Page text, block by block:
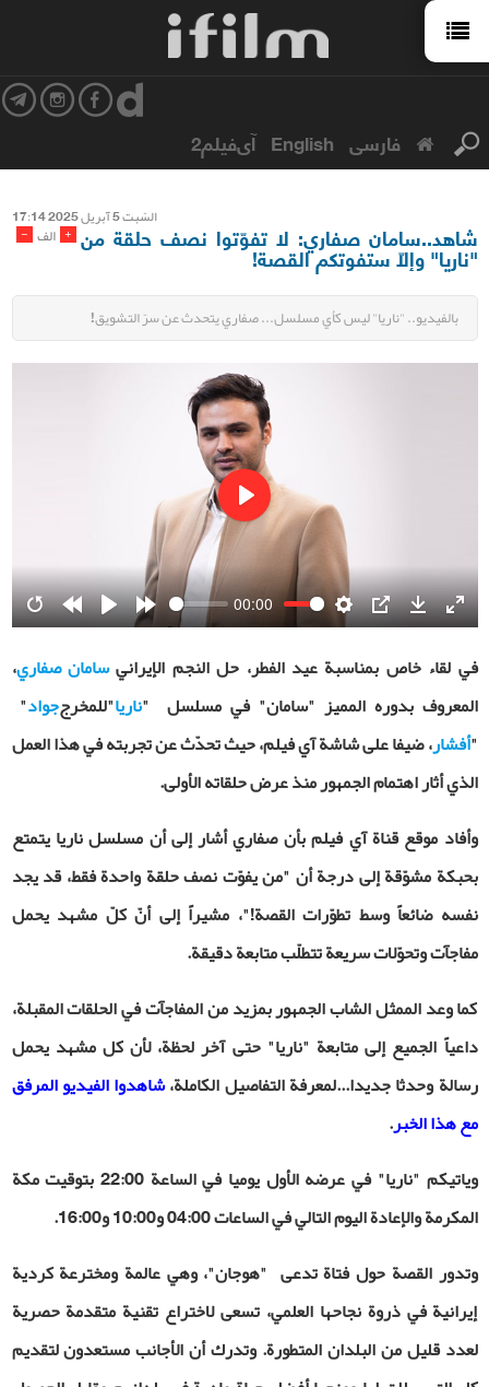
فارسی English آی‌فیلم2
السّبت 5 آبریل 2025 17:14
- الف + شاهد..سامان صفاري: لا تفوّتوا نصف حلقة من
"ناريا" وإلّا ستفوتكم القصة!
بالفيديو.. "ناريا" ليس كأي مسلسل... صفاري يتحدث عن سرّ التشويق!
RestartRewindPlay Forward
00:00
Settings
PIP Download
Play
في لقاء خاص بمناسبة عيد الفطر، حل النجم الإيرانيسامان صفاري،
المعروف بدوره المميز "سامان" في مسلسل
"ناريا" للمخرج "جواد
أفشار"
، ضيفا على شاشة آي فيلم، حيث تحدّث عن تجربته في هذا العمل
الذي أثار اهتمام الجمهور منذ عرض حلقاته الأولى.
وأفاد موقع قناة آي فيلم بأنصفاري أشار إلى أن مسلسل ناريا يتمتع
بحبكة مشوّقة إلى درجة أن "من يفوّت نصف حلقة واحدة فقط، قد يجد
نفسه ضائعاً وسط تطوّرات القصة!"، مشيراً إلى أنّ كلّ مشهد يحمل
مفاجآت وتحوّلات سريعة تتطلّب متابعة دقيقة.
كما وعد الممثل الشاب الجمهور بمزيد من المفاجآت في الحلقات المقبلة،
داعياً الجميع إلى متابعة "ناريا" حتى آخر لحظة، لأن كل مشهد يحمل
رسالة وحدثا جديدا...لمعرفة التفاصيل الكاملة،شاهدوا الفيديو المرفق
مع هذا الخبر.
وياتيكم "ناريا" في عرضه الأول يوميا في الساعة 22:00 بتوقيت مكة
المكرمة والإعادة اليوم التالي في الساعات 04:00 و10:00 و16:00
.
وتدور القصة حول فتاة تدعى "هوجان"، وهي عالمة ومخترعة كردية
إيرانية في ذروة نجاحها العلمي، تسعى لاختراع تقنية متقدمة حصرية
لعدد قليل من البلدان المتطورة.وتدرك أن الأجانب مستعدون لتقديم